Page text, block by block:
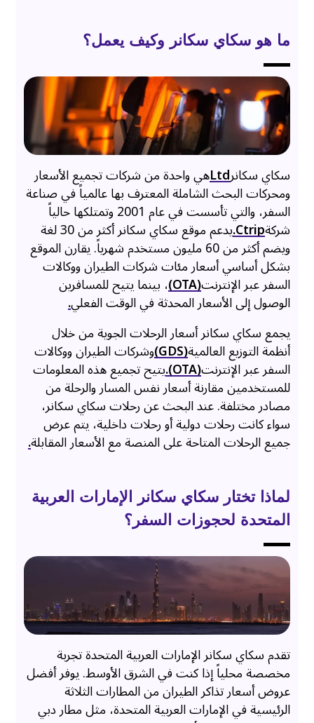
ما هو سكاي سكانر وكيف يعمل؟
سكاي سكانرLtdهي واحدة من شركات تجميع الأسعار
ومحركات البحث الشاملة المعترف بها عالمياً في صناعة
السفر، والتي تأسست في عام 2001 وتمتلكها حالياً
شركةCtrip. يدعم موقع سكاي سكانر أكثر من 30 لغة
ويضم أكثر من 60 مليون مستخدم شهرياً. يقارن الموقع
بشكل أساسي أسعار مئات شركات الطيران ووكالات
السفر عبر الإنترنت(OTA) ، بينما يتيح للمسافرين
الوصول إلى الأسعار المحدثة في الوقت الفعلي.
يجمع سكاي سكانر أسعار الرحلات الجوية من خلال
أنظمة التوزيع العالمية(GDS) وشركات الطيران ووكالات
السفر عبر الإنترنت(OTA). يتيح تجميع هذه المعلومات
للمستخدمين مقارنة أسعار نفس المسار والرحلة من
مصادر مختلفة. عند البحث عن رحلات سكاي سكانر،
سواء كانت رحلات دولية أو رحلات داخلية، يتم عرض
جميع الرحلات المتاحة على المنصة مع الأسعار المقابلة.
لماذا تختار سكاي سكانر الإمارات العربية
المتحدة لحجوزات السفر؟
تقدم سكاي سكانر الإمارات العربية المتحدة تجربة
مخصصة محلياً إذا كنت في الشرق الأوسط. يوفر أفضل
عروض أسعار تذاكر الطيران من المطارات الثلاثة
الرئيسية في الإمارات العربية المتحدة، مثل مطار دبي